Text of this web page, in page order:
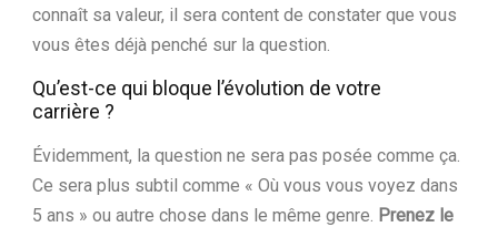
connaît sa valeur, il sera content de constater que vous
vous êtes déjà penché sur la question.
Qu’est-ce qui bloque l’évolution de votre
carrière ?
Évidemment, la question ne sera pas posée comme ça.
Ce sera plus subtil comme « Où vous vous voyez dans
5 ans » ou autre chose dans le même genre. Prenez le